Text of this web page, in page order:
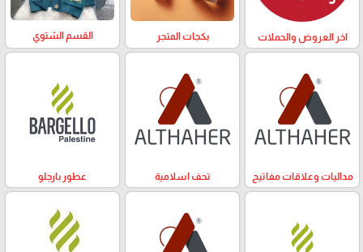
اخر العروض والحملات بكجات المتجر القسم الشتوي
مداليات وعلاقات مفاتيح تحف اسلامية عطور بارجلو